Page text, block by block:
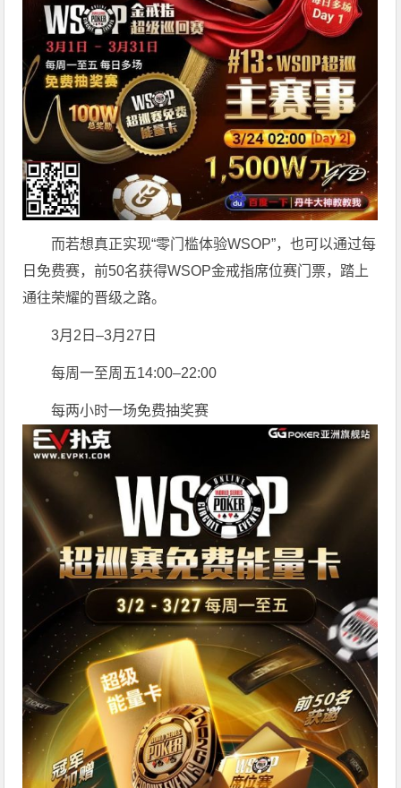
而若想真正实现“零门槛体验WSOP”，也可以通过每
日免费赛，前50名获得WSOP金戒指席位赛门票，踏上
通往荣耀的晋级之路。
3月2日–3月27日
每周一至周五14:00–22:00
每两小时一场免费抽奖赛